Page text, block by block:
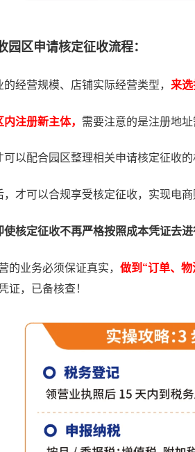
园区申请核定征收流程：
经营规模、店铺实际经营类型， 来选
注册新主体， 需要注意的是注册地
以配合园区整理相关申请核定征收的
才可以合规享受核定征收，实现电商
使核定征收不再严格按照成本凭证去
业务必须保证真实， 做到“订单、物
证，已备核查！